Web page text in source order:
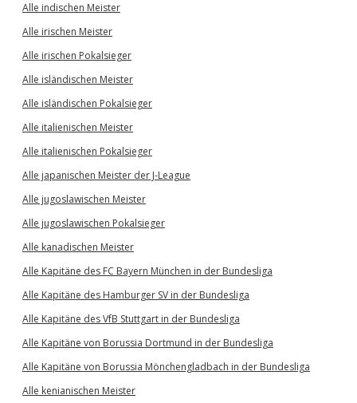
Alle indischen Meister
Alle irischen Meister
Alle irischen Pokalsieger
Alle isländischen Meister
Alle isländischen Pokalsieger
Alle italienischen Meister
Alle italienischen Pokalsieger
Alle japanischen Meister der J-League
Alle jugoslawischen Meister
Alle jugoslawischen Pokalsieger
Alle kanadischen Meister
Alle Kapitäne des FC Bayern München in der Bundesliga
Alle Kapitäne des Hamburger SV in der Bundesliga
Alle Kapitäne des VfB Stuttgart in der Bundesliga
Alle Kapitäne von Borussia Dortmund in der Bundesliga
Alle Kapitäne von Borussia Mönchengladbach in der Bundesliga
Alle kenianischen Meister